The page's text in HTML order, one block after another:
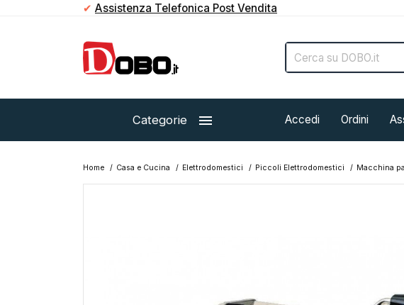
✔ Assistenza Telefonica Post Vendita
Categorie  Accedi Ordini
Home Casa e Cucina Elettrodomestici Piccoli Elettrodomestici Macchina